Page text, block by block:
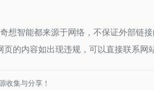
想智能都来源于网络，不保证外部链
页的内容如出现违规，可以直接联系网
收集与分享！